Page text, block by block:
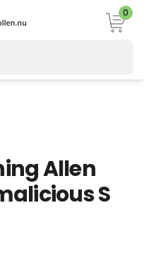
0
Allen
S